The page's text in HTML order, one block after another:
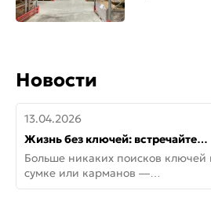
Новости
13.04.2026
Жизнь без ключей: встречайте
новую дверь СИТИ ИНТЕГРА
АйКью!
Больше никаких поисков ключей
сумке или карманов —
представляем СИТИ ИНТЕГРА